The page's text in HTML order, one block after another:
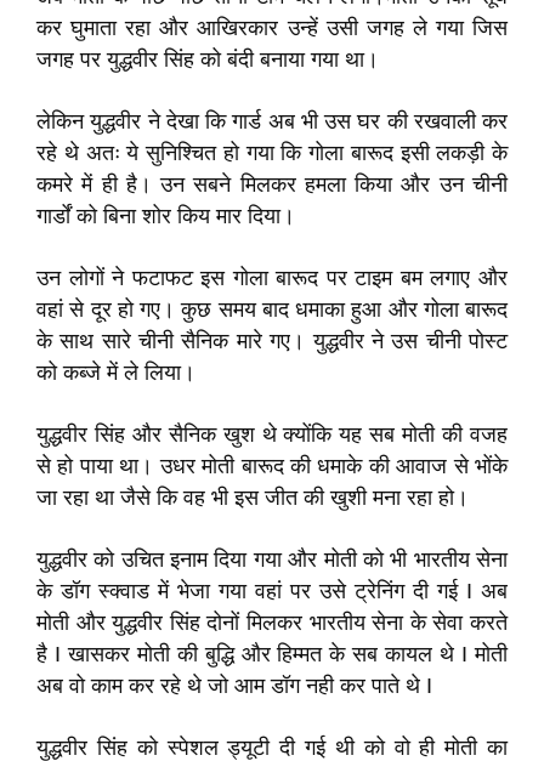
कर घुमाता रहा और आखिरकार उन्हें उसी जगह ले गया जिस
जगह पर युद्धवीर सिंह को बंदी बनाया गया था।
लेकिन युद्धवीर ने देखा कि गार्ड अब भी उस घर की रखवाली कर
रहे थे अतः ये सुनिश्चित हो गया कि गोला बारूद इसी लकड़ी के
कमरे में ही है। उन सबने मिलकर हमला किया और उन चीनी
गार्डों को बिना शोर किय मार दिया।
उन लोगों ने फटाफट इस गोला बारूद पर टाइम बम लगाए और
वहां से दूर हो गए। कुछ समय बाद धमाका हुआ और गोला बारूद
के साथ सारे चीनी सैनिक मारे गए। युद्धवीर ने उस चीनी पोस्ट
को कब्जे में ले लिया।
युद्धवीर सिंह और सैनिक खुश थे क्योंकि यह सब मोती की वजह
से हो पाया था। उधर मोती बारूद की धमाके की आवाज से भोंके
जा रहा था जैसे कि वह भी इस जीत की खुशी मना रहा हो।
युद्धवीर को उचित इनाम दिया गया और मोती को भी भारतीय सेना
के डॉग स्क्वाड में भेजा गया वहां पर उसे ट्रेनिंग दी गई I अब
मोती और युद्धवीर सिंह दोनों मिलकर भारतीय सेना के सेवा करते
है I खासकर मोती की बुद्धि और हिम्मत के सब कायल थे I मोती
अब वो काम कर रहे थे जो आम डॉग नही कर पाते थे I
युद्धवीर सिंह को स्पेशल ड्यूटी दी गई थी को वो ही मोती का